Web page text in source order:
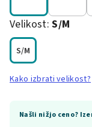
Velikost:S/M
S/M
Kako izbrati velikost?
Našli nižjo ceno?